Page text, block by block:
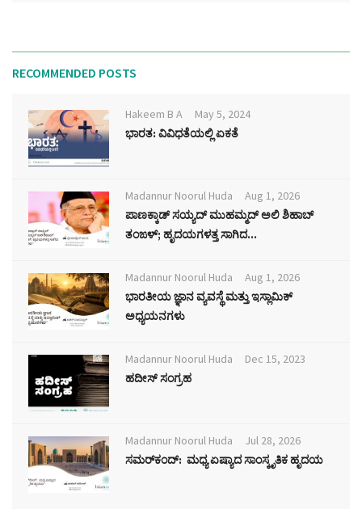
RECOMMENDED POSTS
Hakeem B A
May 5, 2024
ಭಾರತ: ವಿವಿಧತೆಯಲ್ಲಿ ಏಕತೆ
Madannur Noorul Huda
Aug 1, 2026
ಪಾಣಕ್ಕಾಡ್ ಸಯ್ಯದ್ ಮುಹಮ್ಮದ್ ಅಲಿ ಶಿಹಾಬ್
ತಂಙಳ್; ಹೃದಯಗಳತ್ತ ಸಾಗಿದ...
Madannur Noorul Huda
Aug 1, 2026
ಭಾರತೀಯ ಜ್ಞಾನ ವ್ಯವಸ್ಥೆ ಮತ್ತು ಇಸ್ಲಾಮಿಕ್
ಅಧ್ಯಯನಗಳು
Madannur Noorul Huda
Dec 15, 2023
ಹದೀಸ್ ಸಂಗ್ರಹ
Madannur Noorul Huda
Jul 28, 2026
ಸಮರ್‌ಕಂದ್: ಮಧ್ಯ ಏಷ್ಯಾದ ಸಾಂಸ್ಕೃತಿಕ ಹೃದಯ